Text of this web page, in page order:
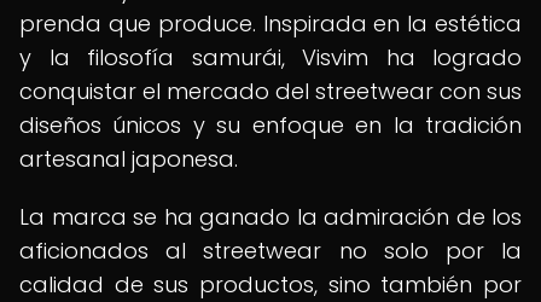
prenda que produce. Inspirada en la estética
y la filosofía samurái, Visvim ha logrado
conquistar el mercado del streetwear con sus
diseños únicos y su enfoque en la tradición
artesanal japonesa.
La marca se ha ganado la admiración de los
aficionados al streetwear no solo por la
calidad de sus productos, sino también por